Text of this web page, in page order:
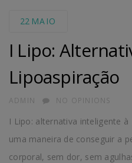
22 MAIO
I Lipo:
Lipoaspiração
AUTHOR
ADMIN NO OPINIONS
I Lipo: alternativa inteligente
uma maneira de conseguir a
corporal, sem dor, sem